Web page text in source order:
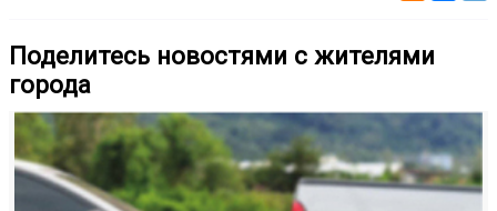
Поделитесь новостями с жителями
города